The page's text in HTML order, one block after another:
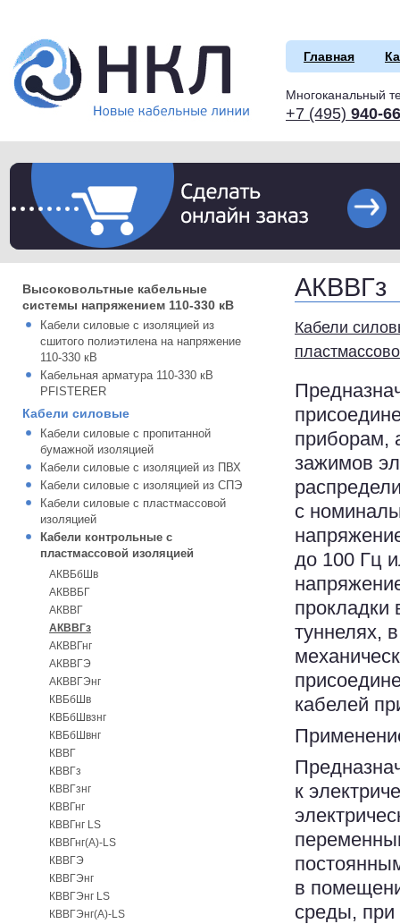
Главная
Многоканальный
+7 (495) 940-
Высоковольтные кабельные
системы напряжением 110-330 кВ
Кабели силовые с изоляцией из
сшитого полиэтилена на напряжение
110-330 кВ
Кабельная арматура 110-330 кВ
PFISTERER
Кабели силовые
Кабели силовые с пропитанной
бумажной изоляцией
Кабели силовые с изоляцией из ПВХ
Кабели силовые с изоляцией из СПЭ
Кабели силовые с пластмассовой
изоляцией
Кабели контрольные с
пластмассовой изоляцией
АКВБбШв
АКВВБГ
АКВВГ
АКВВГз
АКВВГнг
АКВВГЭ
АКВВГЭнг
КВБбШв
КВБбШвзнг
КВБбШвнг
КВВГ
КВВГз
КВВГзнг
КВВГнг
КВВГнг LS
КВВГнг(А)-LS
КВВГЭ
КВВГЭнг
КВВГЭнг LS
КВВГЭнг(А)-LS
АКВВГз
Кабели
приборам,
зажимов
с
до 100 Гц
прокладки
туннелях,
кабелей
к
в
среды, при